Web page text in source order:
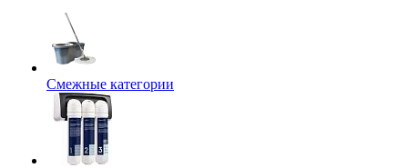
Смежные категории